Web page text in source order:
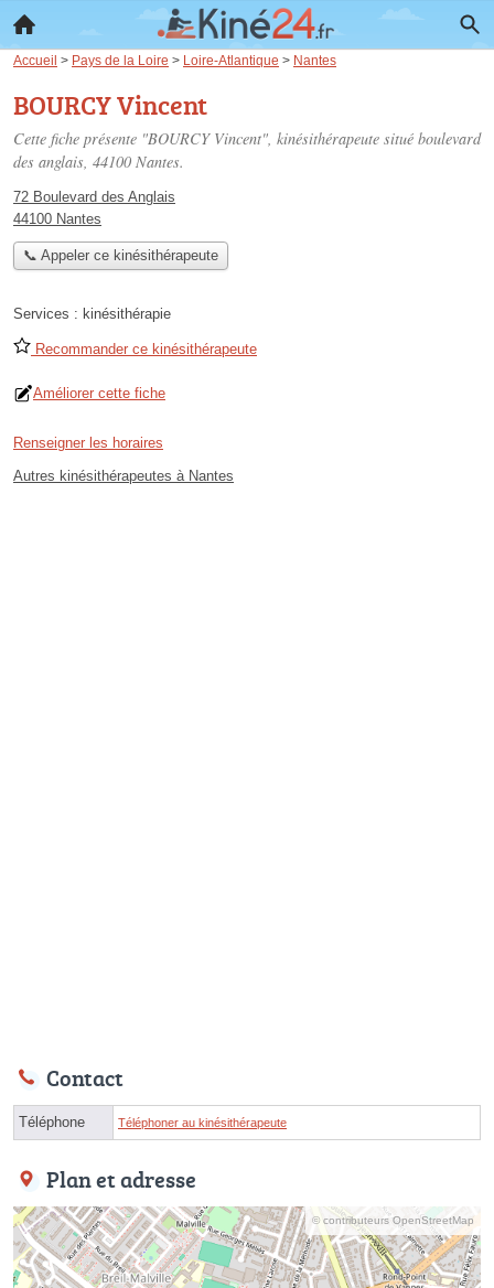
Accueil > Pays de la Loire > Loire-Atlantique > Nantes
BOURCY Vincent
Cette fiche présente "BOURCY Vincent", kinésithérapeute situé boulevard
des anglais, 44100 Nantes.
72 Boulevard des Anglais
44100 Nantes
📞 Appeler ce kinésithérapeute
Services : kinésithérapie
Recommander ce kinésithérapeute
Améliorer cette fiche
Renseigner les horaires
Autres kinésithérapeutes à Nantes
Contact
Téléphone Téléphoner au kinésithérapeute
Plan et adresse
© contributeurs OpenStreetMap